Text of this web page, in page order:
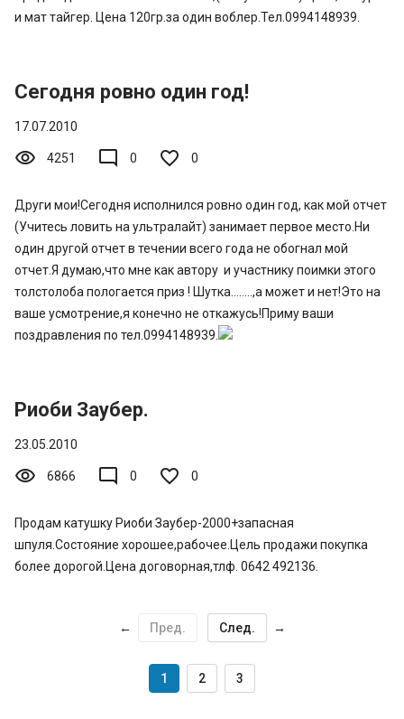
и мат тайгер. Цена 120гр.за один воблер.Тел.0994148939.
Сегодня ровно один год!
17.07.2010
visibility 4251 mode_comment 0 0
Други мои!Сегодня исполнился ровно один год, как мой отчет
(Учитесь ловить на ультралайт) занимает первое место.Ни
один другой отчет в течении всего года не обогнал мой
отчет.Я думаю,что мне как автору и участнику поимки этого
толстолоба пологается приз ! Шутка........,а может и нет!Это на
ваше усмотрение,я конечно не откажусь!Приму ваши
поздравления по тел.0994148939.
Риоби Заубер.
23.05.2010
visibility 6866 mode_comment 0 0
Продам катушку Риоби Заубер-2000+запасная
шпуля.Состояние хорошее,рабочее.Цель продажи покупка
более дорогой.Цена договорная,тлф. 0642 492136.
← Пред. След. →
1 2 3